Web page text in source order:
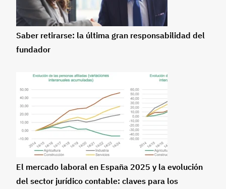
Saber retirarse: la última gran responsabilidad del
fundador
El mercado laboral en España 2025 y la evolución
del sector jurídico contable: claves para los